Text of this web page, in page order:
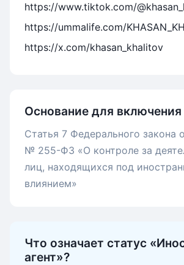
https://www.tiktok.com/
https://ummalife.com/
https://x.com/khasan_khalitov
Основание для включения
Статья 7 Федерального закона
№ 255-ФЗ «О контроле за
лиц, находящихся под
влиянием»
Что означает статус
агент»?